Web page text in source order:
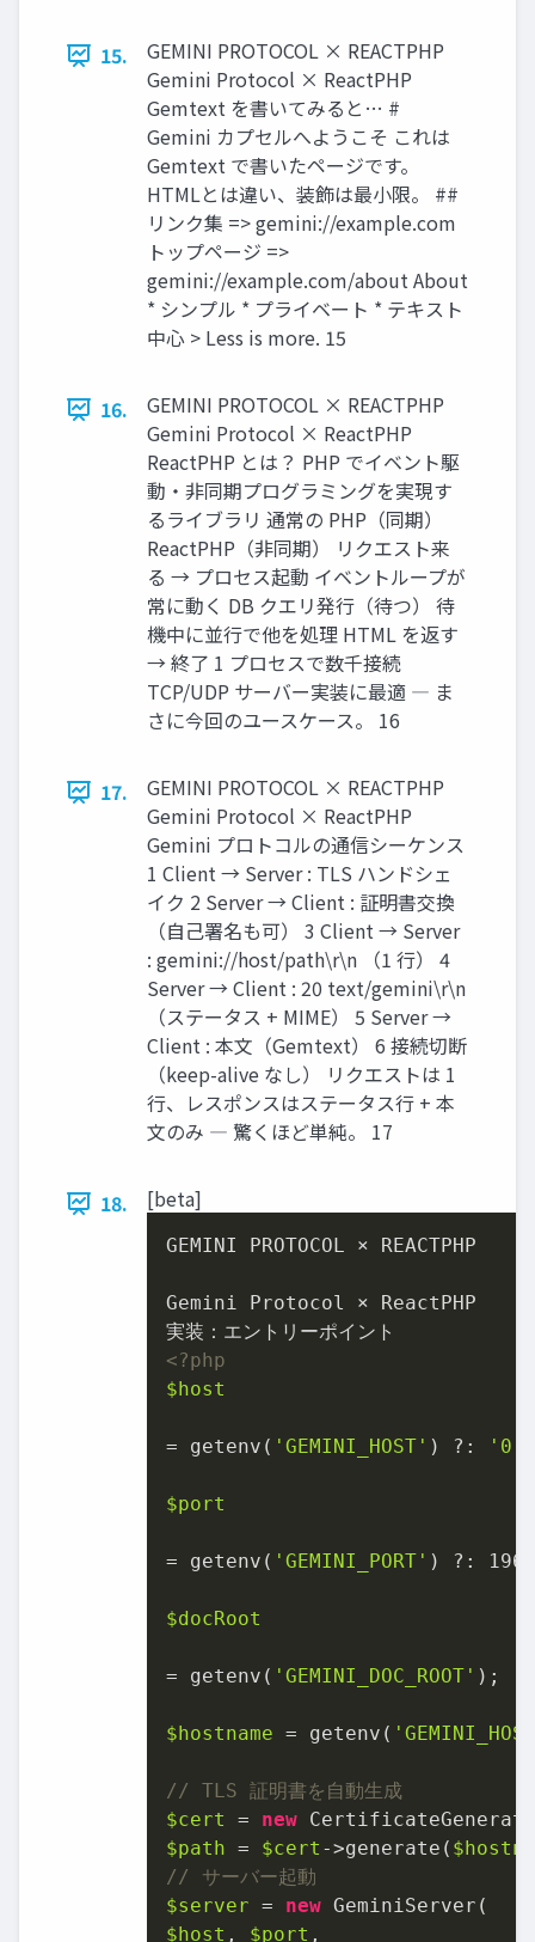
15.
GEMINI PROTOCOL × REACTPHP
Gemini Protocol × ReactPHP
Gemtext を書いてみると… #
Gemini カプセルへようこそ これは
Gemtext で書いたページです。
HTMLとは違い、装飾は最小限。 ##
リンク集 => gemini://example.com
トップページ =>
gemini://example.com/about About
* シンプル * プライベート * テキスト
中心 > Less is more. 15
16.
GEMINI PROTOCOL × REACTPHP
Gemini Protocol × ReactPHP
ReactPHP とは？ PHP でイベント駆
動・非同期プログラミングを実現す
るライブラリ 通常の PHP（同期）
ReactPHP（非同期） リクエスト来
る → プロセス起動 イベントループが
常に動く DB クエリ発行（待つ） 待
機中に並行で他を処理 HTML を返す
→ 終了 1 プロセスで数千接続
TCP/UDP サーバー実装に最適 ― ま
さに今回のユースケース。 16
17.
GEMINI PROTOCOL × REACTPHP
Gemini Protocol × ReactPHP
Gemini プロトコルの通信シーケンス
1 Client → Server : TLS ハンドシェ
イク 2 Server → Client : 証明書交換
（自己署名も可） 3 Client → Server
: gemini://host/path\r\n （1 行） 4
Server → Client : 20 text/gemini\r\n
（ステータス + MIME） 5 Server →
Client : 本文（Gemtext） 6 接続切断
（keep-alive なし） リクエストは 1
行、レスポンスはステータス行 + 本
文のみ ― 驚くほど単純。 17
18. [beta]
GEMINI PROTOCOL × REACTPHP
Gemini Protocol × ReactPHP
<?php
$host
= getenv( 'GEMINI_HOST' ) ?:
$port
= getenv( 'GEMINI_PORT' ) ?: 1965
$docRoot
= getenv( 'GEMINI_DOC_ROOT' );
$hostname = getenv(
// TLS 証明書を自動生成
$cert
= new
$path = $cert ->generate(
// サーバー起動
$server = new
$host , $port